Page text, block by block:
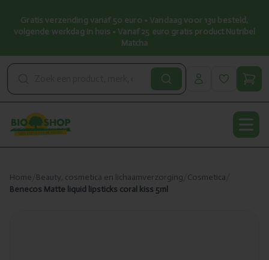
Gratis verzending vanaf 50 euro • Vandaag voor 13u besteld,
volgende werkdag in huis • Vanaf 25 euro gratis product Nutribel
Matcha
Home Beauty, cosmetica en lichaamverzorging Cosmetica
Benecos Matte liquid lipsticks coral kiss 5ml